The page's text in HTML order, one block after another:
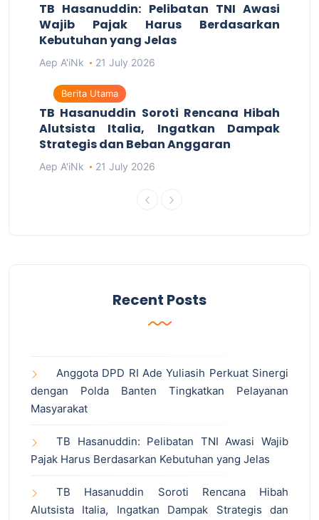
TB Hasanuddin: Pelibatan TNI Awasi
Wajib Pajak Harus Berdasarkan
Kebutuhan yang Jelas
Aep A'iNk 21 July 2026
Berita Utama
TB Hasanuddin Soroti Rencana Hibah
Alutsista Italia, Ingatkan Dampak
Strategis dan Beban Anggaran
Aep A'iNk 21 July 2026
Recent Posts
Anggota DPD RI Ade Yuliasih Perkuat Sinergi
dengan Polda Banten Tingkatkan Pelayanan
Masyarakat
TB Hasanuddin: Pelibatan TNI Awasi Wajib
Pajak Harus Berdasarkan Kebutuhan yang Jelas
TB Hasanuddin Soroti Rencana Hibah
Alutsista Italia, Ingatkan Dampak Strategis dan